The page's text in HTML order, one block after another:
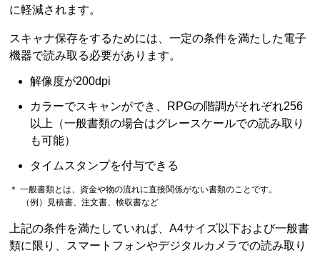
に軽減されます。
スキャナ保存をするためには、一定の条件を満たした電子
機器で読み取る必要があります。
解像度が200dpi
カラーでスキャンができ、RPGの階調がそれぞれ256
以上（一般書類の場合はグレースケールでの読み取り
も可能）
タイムスタンプを付与できる
＊ 一般書類とは、資金や物の流れに直接関係がない書類のことです。
（例）見積書、注文書、検収書など
上記の条件を満たしていれば、A4サイズ以下および一般書
類に限り、スマートフォンやデジタルカメラでの読み取り